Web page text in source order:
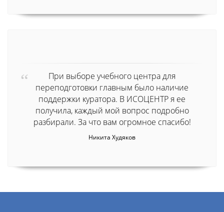
При выборе учебного центра для
переподготовки главным было наличие
поддержки куратора. В ИСОЦЕНТР я ее
получила, каждый мой вопрос подробно
разбирали. За что вам огромное спасибо!
Никита Худяков